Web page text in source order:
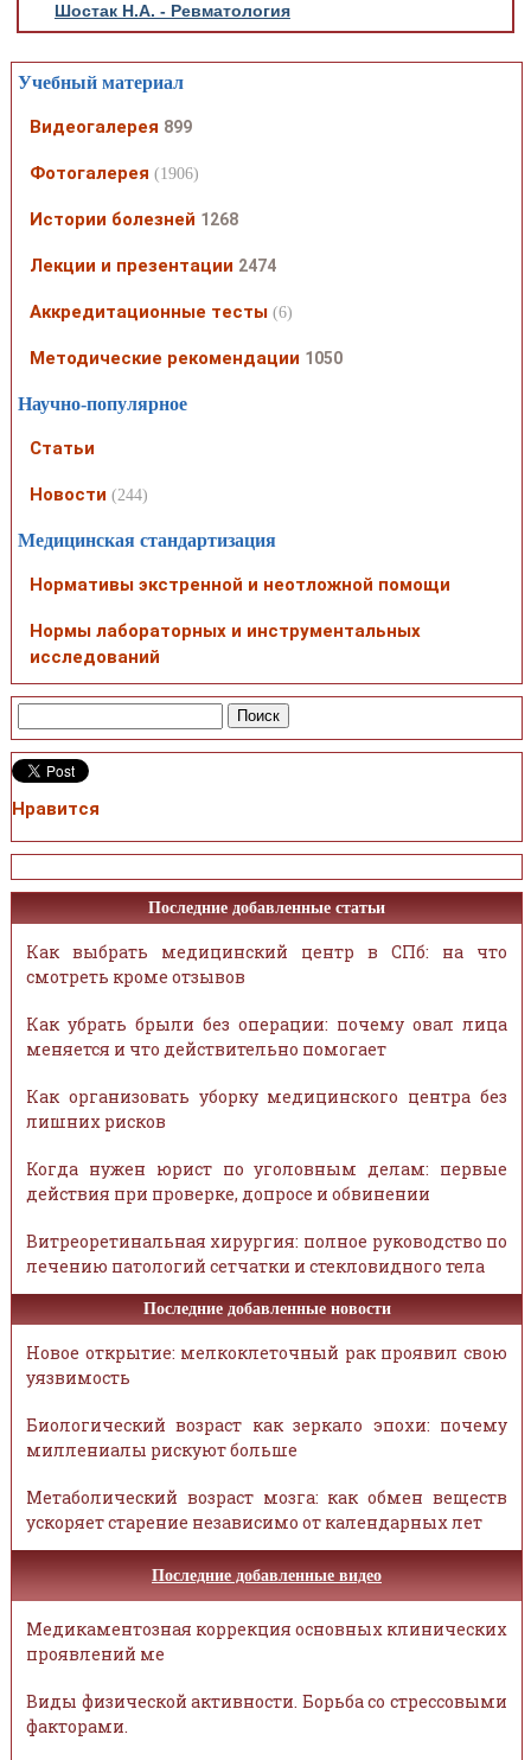
Шостак Н.А. - Ревматология
Учебный материал
Видеогалерея 899
Фотогалерея (1906)
Истории болезней 1268
Лекции и презентации 2474
Аккредитационные тесты (6)
Методические рекомендации 1050
Научно-популярное
Статьи
Новости (244)
Медицинская стандартизация
Нормативы экстренной и неотложной помощи
Нормы лабораторных и инструментальных
исследований
Нравится
Последние добавленные статьи
Как выбрать медицинский центр в СПб: на что
смотреть кроме отзывов
Как убрать брыли без операции: почему овал лица
меняется и что действительно помогает
Как организовать уборку медицинского центра без
лишних рисков
Когда нужен юрист по уголовным делам: первые
действия при проверке, допросе и обвинении
Витреоретинальная хирургия: полное руководство по
лечению патологий сетчатки и стекловидного тела
Последние добавленные новости
Новое открытие: мелкоклеточный рак проявил свою
уязвимость
Биологический возраст как зеркало эпохи: почему
миллениалы рискуют больше
Метаболический возраст мозга: как обмен веществ
ускоряет старение независимо от календарных лет
Последние добавленные видео
Медикаментозная коррекция основных клинических
проявлений ме
Виды физической активности. Борьба со стрессовыми
факторами.